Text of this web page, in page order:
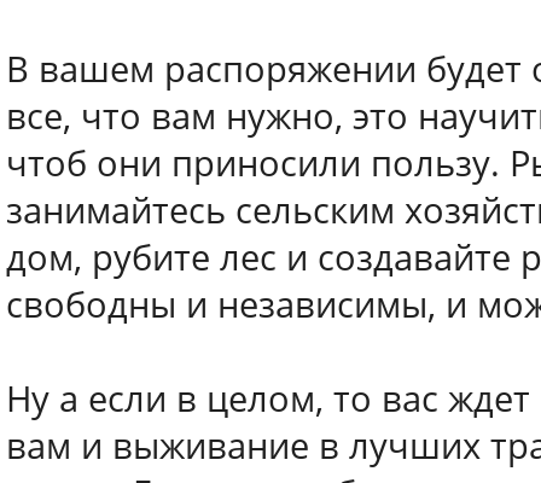
В вашем распоряжении будет
все, что вам нужно, это
чтоб они приносили пользу.
занимайтесь сельским
дом, рубите лес и
свободны и независимы, и
Ну а если в целом, то вас
вам и выживание в лучших